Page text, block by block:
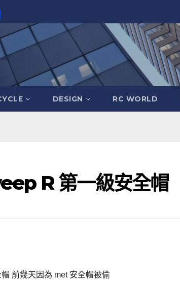
DESIGN RC WORLD
R 第一級安全帽
前幾天因為 met 安全帽被偷